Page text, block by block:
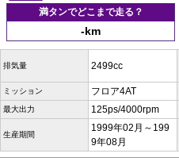
満タンでどこまで走る？
-km
排気量 2499cc
ミッション フロア4AT
最大出力 125ps/4000rpm
生産期間
1999年02月～199
9年08月